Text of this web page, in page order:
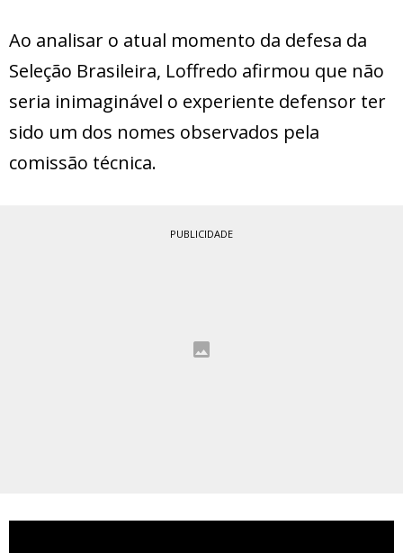
Ao analisar o atual momento da defesa da
Seleção Brasileira, Loffredo afirmou que não
seria inimaginável o experiente defensor ter
sido um dos nomes observados pela
comissão técnica.
PUBLICIDADE